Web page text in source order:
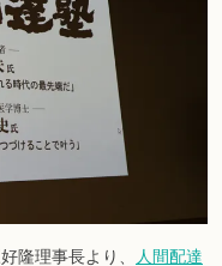
隆理事長より、 人間配達